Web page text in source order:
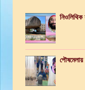
নিওলিথিক